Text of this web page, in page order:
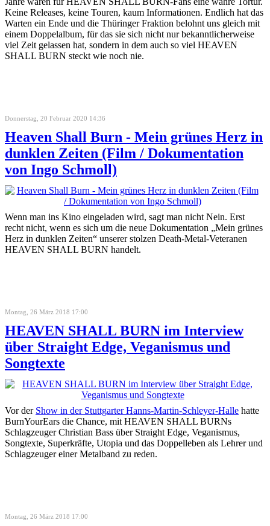
Keine Releases, keine Touren, kaum Informationen. Endlich hat das
Warten ein Ende und die Thüringer Fraktion belohnt uns gleich mit
einem Doppelalbum, für das sie sich nicht nur bekanntlicherweise
viel Zeit gelassen hat, sondern in dem auch so viel HEAVEN
SHALL BURN steckt wie noch nie.
Donnerstag, 20 Februar 2020 14:36
Heaven Shall Burn - Mein grünes Herz in
dunklen Zeiten (Film / Dokumentation
von Ingo Schmoll)
Wenn man ins Kino eingeladen wird, sagt man nicht Nein. Erst
recht nicht, wenn es sich um die neue Dokumentation „Mein grünes
Herz in dunklen Zeiten“ unserer stolzen Death-Metal-Veteranen
HEAVEN SHALL BURN handelt.
Montag, 26 März 2018 17:00
HEAVEN SHALL BURN im Interview
über Straight Edge, Veganismus und
Songtexte
Vor der Show in der Stuttgarter Hanns-Martin-Schleyer-Halle hatte
BurnYourEars die Chance, mit HEAVEN SHALL BURNs
Schlagzeuger Christian Bass über Straight Edge, Veganismus,
Songtexte, Superkräfte, Utopia und das Doppelleben als Lehrer und
Schlagzeuger einer Metalband zu reden.
Montag, 26 März 2018 17:00